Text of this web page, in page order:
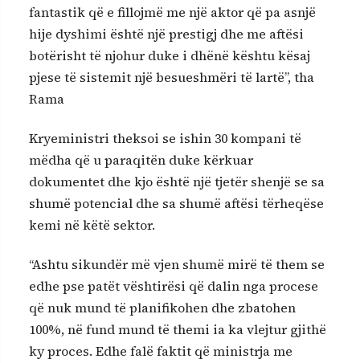
fantastik që e fillojmë me një aktor që pa asnjë
hije dyshimi është një prestigj dhe me aftësi
botërisht të njohur duke i dhënë kështu kësaj
pjese të sistemit një besueshmëri të lartë”, tha
Rama
Kryeministri theksoi se ishin 30 kompani të
mëdha që u paraqitën duke kërkuar
dokumentet dhe kjo është një tjetër shenjë se sa
shumë potencial dhe sa shumë aftësi tërheqëse
kemi në këtë sektor.
“Ashtu sikundër më vjen shumë mirë të them se
edhe pse patët vështirësi që dalin nga procese
që nuk mund të planifikohen dhe zbatohen
100%, në fund mund të themi ia ka vlejtur gjithë
ky proces. Edhe falë faktit që ministrja me